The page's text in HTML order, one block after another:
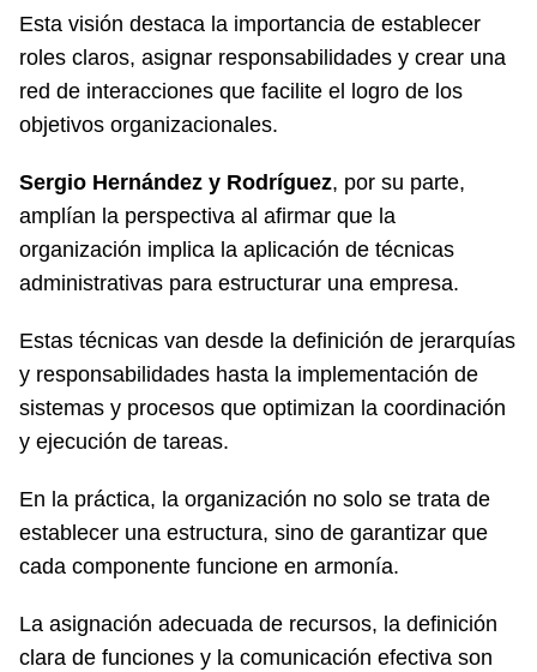
Esta visión destaca la importancia de establecer
roles claros, asignar responsabilidades y crear una
red de interacciones que facilite el logro de los
objetivos organizacionales.
Sergio Hernández y Rodríguez, por su parte,
amplían la perspectiva al afirmar que la
organización implica la aplicación de técnicas
administrativas para estructurar una empresa.
Estas técnicas van desde la definición de jerarquías
y responsabilidades hasta la implementación de
sistemas y procesos que optimizan la coordinación
y ejecución de tareas.
En la práctica, la organización no solo se trata de
establecer una estructura, sino de garantizar que
cada componente funcione en armonía.
La asignación adecuada de recursos, la definición
clara de funciones y la comunicación efectiva son